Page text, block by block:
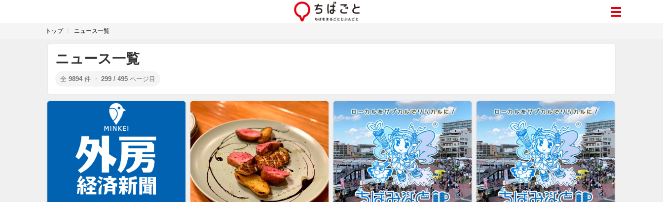
トップ ニュース一覧
ニュース一覧
全 9894 件 ・ 299 / 495 ページ目